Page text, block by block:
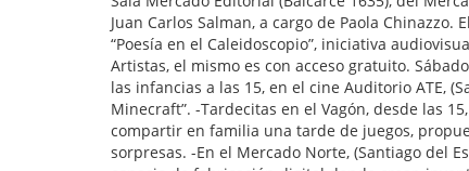
Juan Carlos Salman, a cargo de Paola
“Poesía en el Caleidoscopio”, iniciativa
Artistas, el mismo es con acceso gratuito.
las infancias a las 15, en el cine Auditorio ATE,
Minecraft”. -Tardecitas en el Vagón, desde las
compartir en familia una tarde de juegos,
sorpresas. -En el Mercado Norte, (Santiago del